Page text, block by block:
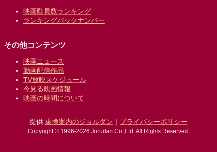
映画動員数ランキング
ランキングバックナンバー
その他コンテンツ
映画ニュース
動画配信作品
TV放映スケジュール
今見る映画情報
映画の時間について
提供:乗換案内のジョルダン ｜ プライバシーポリシー
Copyright © 1996-2026 Jorudan Co.,Ltd. All Rights Reserved.